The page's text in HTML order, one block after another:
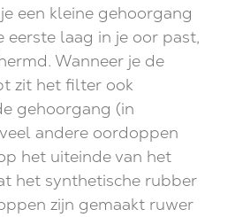
een kleine gehoorgang
eerste laag in je oor past,
Wanneer je de
zit het filter ook
gehoorgang (in
andere oordoppen
het uiteinde van het
het synthetische rubber
zijn gemaakt ruwer